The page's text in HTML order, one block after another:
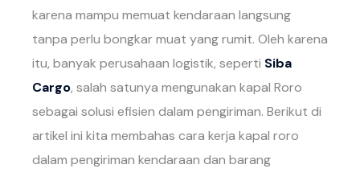
karena mampu memuat kendaraan langsung
tanpa perlu bongkar muat yang rumit. Oleh karena
itu, banyak perusahaan logistik, seperti Siba
Cargo, salah satunya mengunakan kapal Roro
sebagai solusi efisien dalam pengiriman. Berikut di
artikel ini kita membahas cara kerja kapal roro
dalam pengiriman kendaraan dan barang